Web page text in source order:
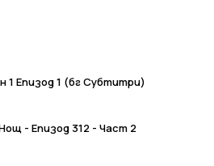
1 Епизод 1 (бг Субтитри)
- Епизод 312 - Част 2